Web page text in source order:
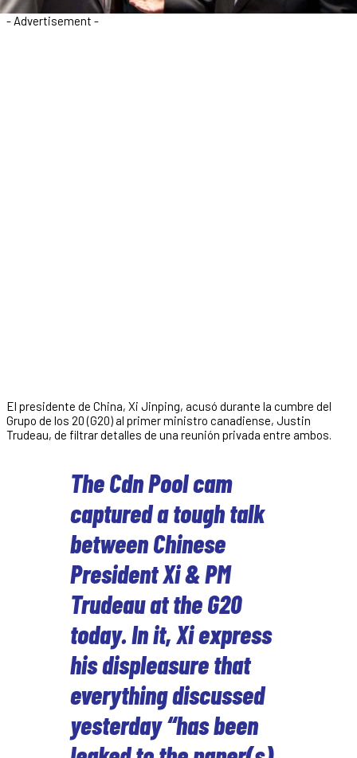
- Advertisement -
El presidente de China, Xi Jinping, acusó durante la cumbre del
Grupo de los 20 (G20) al primer ministro canadiense, Justin
Trudeau, de filtrar detalles de una reunión privada entre ambos.
The Cdn Pool cam
captured a tough talk
between Chinese
President Xi & PM
Trudeau at the G20
today. In it, Xi express
his displeasure that
everything discussed
yesterday “has been